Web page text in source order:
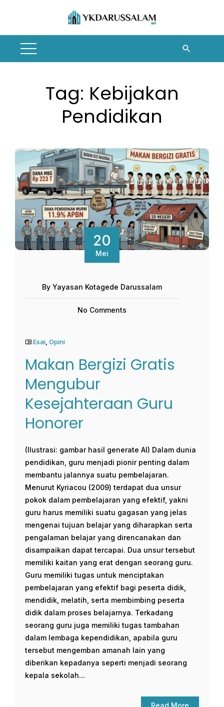
Tag: Kebijakan
Pendidikan
20
Mei
By Yayasan Kotagede Darussalam
No Comments
Esai, Opini
Makan Bergizi Gratis
Mengubur
Kesejahteraan Guru
Honorer
(Ilustrasi: gambar hasil generate AI) Dalam dunia
pendidikan, guru menjadi pionir penting dalam
membantu jalannya suatu pembelajaran.
Menurut Kyriacou (2009) terdapat dua unsur
pokok dalam pembelajaran yang efektif, yakni
guru harus memiliki suatu gagasan yang jelas
mengenai tujuan belajar yang diharapkan serta
pengalaman belajar yang direncanakan dan
disampaikan dapat tercapai. Dua unsur tersebut
memiliki kaitan yang erat dengan seorang guru.
Guru memiliki tugas untuk menciptakan
pembelajaran yang efektif bagi peserta didik,
mendidik, melatih, serta membimbing peserta
didik dalam proses belajarnya. Terkadang
seorang guru juga memiliki tugas tambahan
dalam lembaga kependidikan, apabila guru
tersebut mengemban amanah lain yang
diberikan kepadanya seperti menjadi seorang
kepala sekolah...